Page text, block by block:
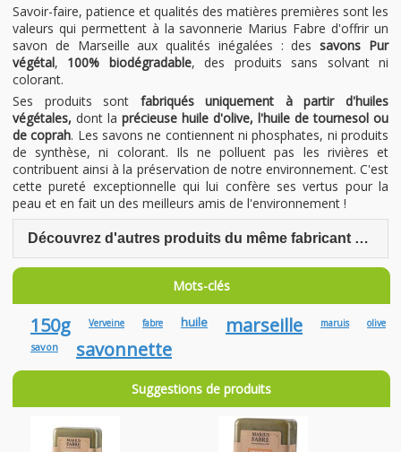
Savoir-faire, patience et qualités des matières premières sont les
valeurs qui permettent à la savonnerie Marius Fabre d'offrir un
savon de Marseille aux qualités inégalées : dessavons Pur
végétal, 100% biodégradable, des produits sans solvant ni
colorant.
Ses produits sont fabriqués uniquement à partir d'huiles
végétales, dont la précieuse huile d'olive, l'huile de tournesol ou
de coprah. Les savons ne contiennent ni phosphates, ni produits
de synthèse, ni colorant. Ils ne polluent pas les rivières et
contribuent ainsi à la préservation de notre environnement. C'est
cette pureté exceptionnelle qui lui confère ses vertus pour la
peau et en fait un des meilleurs amis de l'environnement !
Découvrez d'autres produits du même fabricant Marius Fabre
Mots-clés
150g Verveine fabre huile marseille maruis olive
savon savonnette
Suggestions de produits